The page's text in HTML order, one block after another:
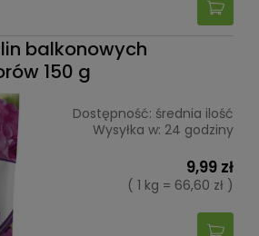
balkonowych
150 g
Dostępność: średnia ilość
Wysyłka w: 24 godziny
9,99 zł
( 1 kg = 66,60 zł )